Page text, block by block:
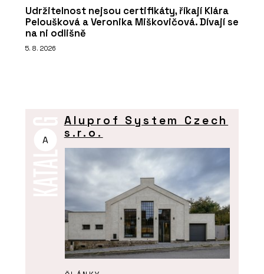
Udržitelnost nejsou certifikáty, říkají Klára
Peloušková a Veronika Miškovičová. Dívají se
na ni odlišně
5. 8. 2026
A
Aluprof System Czech
s.r.o.